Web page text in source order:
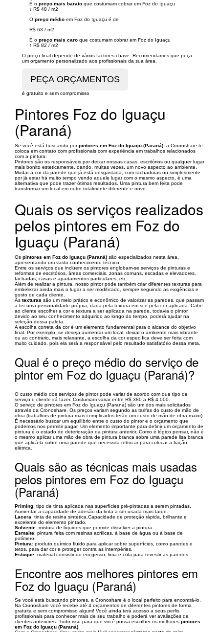
É o preço mais barato que costumam cobrar em Foz do Iguaçu
↓ R$ 48 / m2
O preço médio em Foz do Iguaçu é de
R$ 63 / m2
É o preço mais caro que costumam cobrar em Foz do Iguaçu
↑ R$ 82 / m2
O preço final depende de vários factores chave. Recomendamos que peça
um orçamento personalizado aos profissionais da sua área.
é gratuito e sem compromisso
Pintores Foz do Iguaçu
(Paraná)
Se você está buscando porpintores em Foz do Iguaçu (Paraná) , a Cronoshare te
coloca em contato com profissionais com experiência em trabalhos relacionados
com a pintura.
Pintores são os responsáveis por deixar nossas casas, escritórios ou qualquer lugar
mais bonito esteticamente, dando, muitas vezes, um novo aspecto ao ambiente.
Mudar a cor da parede que já está desgastada, com rachaduras ou simplesmente
por já estar há muito tempo vendo aquele lugar com o mesmo aspecto, é uma
alternativa que pode trazer ótimos resultados. Uma pintura bem feita pode
transformar um local em outro totalmente diferente e novo.
Quais os serviços realizados
pelos pintores em Foz do
Iguaçu (Paraná)
Os pintores em Foz do Iguaçu (Paraná) são especializados nesta área,
apresentando um vasto conhecimento técnico.
Entre os serviços que incluem os pintores englobam-se serviços de pinturas e
reformas de escritórios, áreas comerciais, zonas comuns, escadas e elevadores,
fachadas, casas e apartamentos particulares, etc.
Além de realizar a pintura, nosso pintor pode também criar diferentes texturas para
embelezar ainda mais o lugar a ser modificado, sempre seguindo as exigências e
gosto de cada cliente.
As texturas são um meio prático e econômico de valorizar as paredes, que passam
a ter uma personalidade própria, dada pela textura em si e pela cor aplicada. Cabe
ao cliente escolher a cor e textura a ser aplicada na parede, todavia o pintor,
devido ao seu conhecimento adquirido ao longo do tempo, poderá ajudar na
seleção dessa paleta.
A escolha correta da cor é um elemento fundamental para o alcance do objetivo
final. Por exemplo, se deseja aumentar um local, deixar o ambiente mais vibrante
ou ao contrário, mais relaxante, a escolha da cor específica deve ser feita com
muito cuidado, pois ela será a responsável pelo resultado satisfatório dessa meta.
Qual é o preço médio do serviço de
pintor em Foz do Iguaçu (Paraná)?
O custo médio dos serviços de pintor pode variar de acordo com que tipo de
serviço o cliente irá fazer. Costumam variar entre R$ 380 a R$ 4.000.
O serviço de pintores em Foz do Iguaçu (Paraná) são um dos mais solicitados
através da Cronoshare. Os preços variam segundo as tarifas do custo de mão de
obra (trabalhos de pintura mais complicados terão um custo de mão de obra maior).
É necessário buscar um equilíbrio entre o custo do pintor e o orçamento que
podemos nos permitir pagar. Um elemento importante para definir um orçamento de
pintura é o estado de deterioração da pintura anterior. Como é lógico pensar, não é
o mesmo aplicar uma mão de obra de pintura branca sobre uma parede lisa branca
que aplicá-la sobre uma parede que necessita rebocar para colocar a fiação
elétrica.
Quais são as técnicas mais usadas
pelos pintores em Foz do Iguaçu
(Paraná)
Priming: tipo de tinta aplicada nas superfícies pré-pintadas a serem pintadas.
Aumentar a capacidade de adesão da tinta a ser usada mais tarde.
Lacera: tinta de resina sintética.Capacidade de proteção rápida, brilhante e
excelente do elemento pintado.
Solvente: mistura de líquidos que permite dissolver a pintura.
Esmalte: pintura feita com resinas acrílicas, à base de água ou à base de
polímero.
Pintura: produto químico fluido para aplicar sobre superfícies, como paredes e
tetos, para dar cor e proteger contra as intempéries.
Estuque: material consistindo em gesso, lima e cola para revestir as paredes.
Encontre aos melhores pintores em
Foz do Iguaçu (Paraná)
Se você está buscando pintores, a Cronoshare é o local perfeito para encontrá-lo.
Na Cronoshare você recebe até 4 orçamentos de diferentes pintores de forma
gratuita e sem compromisso algum! Você ainda terá acesso a seus perfis
profissionais para conhecer mais de seu trabalho e poderá ver avaliações de
clientes anteriores. Tudo isso para que você possa escolher os melhores pintores
em Foz do Iguaçu (Paraná)